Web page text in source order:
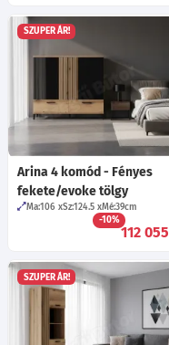
SZUPER ÁR!
Arina 4 komód - Fényes
fekete/evoke tölgy
Ma:106 Sz:124.5 Mé:39cm
-10%
112 055
SZUPER ÁR!